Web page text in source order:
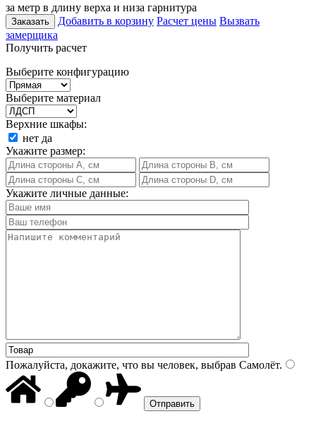
за метр в длину верха и низа гарнитура
Заказать Добавить в корзину Расчет цены Вызвать
замерщика
Получить расчет
Выберите конфигурацию
Выберите материал
Верхние шкафы:
нет да
Укажите размер:
Укажите личные данные:
Пожалуйста, докажите, что вы человек, выбрав Самолёт.